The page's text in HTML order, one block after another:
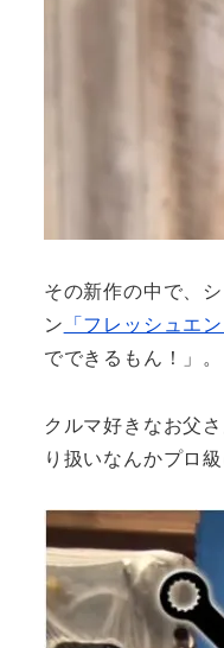
その新作の中で、
ン 「フレッシュエ
でできるもん！」。
クルマ好きなお父
り扱いなんかプロ